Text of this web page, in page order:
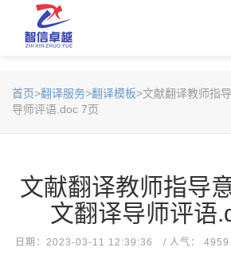
首页>翻译服务>翻译模板>文献翻译教师指
导师评语.doc 7页
文献翻译教师指导
文翻译导师评语
日期：2023-03-11 12:39:36 / 人气： 4959